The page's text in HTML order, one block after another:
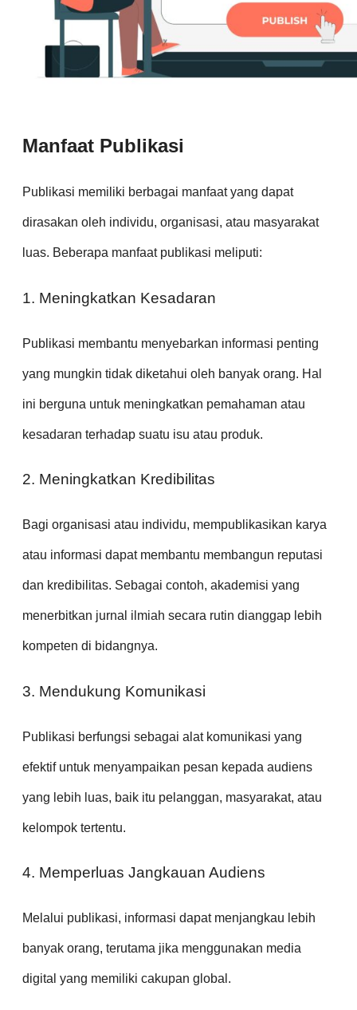
Manfaat Publikasi
Publikasi memiliki berbagai manfaat yang dapat
dirasakan oleh individu, organisasi, atau masyarakat
luas. Beberapa manfaat publikasi meliputi:
1. Meningkatkan Kesadaran
Publikasi membantu menyebarkan informasi penting
yang mungkin tidak diketahui oleh banyak orang. Hal
ini berguna untuk meningkatkan pemahaman atau
kesadaran terhadap suatu isu atau produk.
2. Meningkatkan Kredibilitas
Bagi organisasi atau individu, mempublikasikan karya
atau informasi dapat membantu membangun reputasi
dan kredibilitas. Sebagai contoh, akademisi yang
menerbitkan jurnal ilmiah secara rutin dianggap lebih
kompeten di bidangnya.
3. Mendukung Komunikasi
Publikasi berfungsi sebagai alat komunikasi yang
efektif untuk menyampaikan pesan kepada audiens
yang lebih luas, baik itu pelanggan, masyarakat, atau
kelompok tertentu.
4. Memperluas Jangkauan Audiens
Melalui publikasi, informasi dapat menjangkau lebih
banyak orang, terutama jika menggunakan media
digital yang memiliki cakupan global.